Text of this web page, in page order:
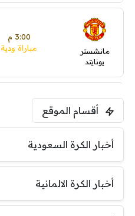
مانشستر
يونايتد
3:00 م
مباراة ودية
فرينتسفاروشي
مباراة ودية
أقسام الموقع
أخبار الكرة السعودية
أخبار الكرة الالمانية